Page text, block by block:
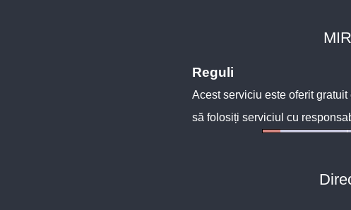
Reguli
Acest serviciu este oferit gratuit
să folosiți serviciul cu